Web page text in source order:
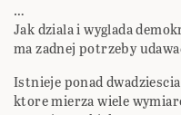
…
Jak dziala i wyglada
ma zadnej potrzeby
Istnieje ponad
ktore mierza wiele